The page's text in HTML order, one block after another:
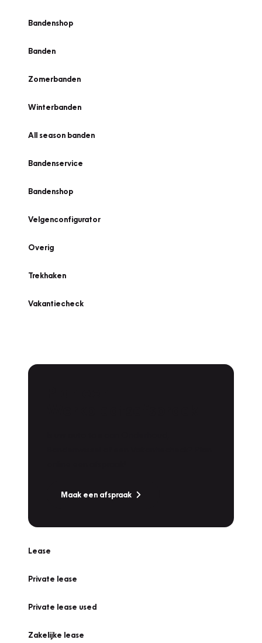
Bandenshop
Banden
Zomerbanden
Winterbanden
All season banden
Bandenservice
Bandenshop
Velgenconfigurator
Overig
Trekhaken
Vakantiecheck
Maak een afspraak
Lease
Private lease
Private lease used
Zakelijke lease